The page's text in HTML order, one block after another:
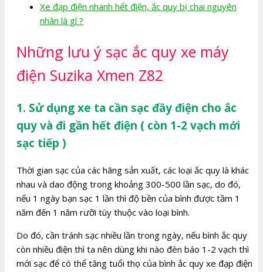
Xe đạp điện nhanh hết điện, ắc quy bị chai nguyên
nhân là gì ?
Những lưu ý sạc ắc quy xe máy
điện Suzika Xmen Z82
1. Sử dụng xe ta cần sạc đầy điện cho ắc
quy và đi gần hết điện ( còn 1-2 vạch mới
sạc tiếp )
Thời gian sạc của các hãng sản xuất, các loại ắc quy là khác
nhau và dao động trong khoảng 300-500 lần sạc, do đó,
nếu 1 ngày bạn sạc 1 lần thì độ bền của bình được tầm 1
năm đến 1 năm rưỡi tùy thuộc vào loại bình.
Do đó, cần tránh sạc nhiều lần trong ngày, nếu bình ắc quy
còn nhiều điện thì ta nên dùng khi nào đèn báo 1-2 vạch thì
mới sạc để có thể tăng tuổi thọ của bình ắc quy xe đạp điện